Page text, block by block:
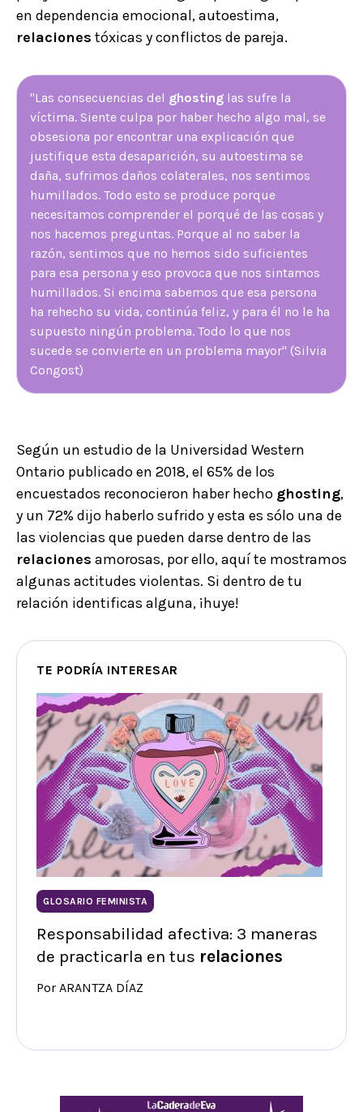
en dependencia emocional, autoestima,
relaciones tóxicas y conflictos de pareja.
"Las consecuencias del ghosting las sufre la
víctima. Siente culpa por haber hecho algo mal, se
obsesiona por encontrar una explicación que
justifique esta desaparición, su autoestima se
daña, sufrimos daños colaterales, nos sentimos
humillados. Todo esto se produce porque
necesitamos comprender el porqué de las cosas y
nos hacemos preguntas. Porque al no saber la
razón, sentimos que no hemos sido suficientes
para esa persona y eso provoca que nos sintamos
humillados. Si encima sabemos que esa persona
ha rehecho su vida, continúa feliz, y para él no le ha
supuesto ningún problema. Todo lo que nos
sucede se convierte en un problema mayor" (Silvia
Congost)
Según un estudio de la Universidad Western
Ontario publicado en 2018, el 65% de los
encuestados reconocieron haber hecho ghosting,
y un 72% dijo haberlo sufrido y esta es sólo una de
las violencias que pueden darse dentro de las
relaciones amorosas, por ello, aquí te mostramos
algunas actitudes violentas. Si dentro de tu
relación identificas alguna, ¡huye!
TE PODRÍA INTERESAR
GLOSARIO FEMINISTA
Responsabilidad afectiva: 3 maneras
de practicarla en tus relaciones
Por ARANTZA DÍAZ